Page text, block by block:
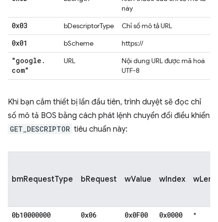
này
0x03 bDescriptorType Chỉ số mô tả URL
0x01 bScheme https://
"google .
com"
URL
Nội dung URL được mã hoá
UTF-8
Khi bạn cắm thiết bị lần đầu tiên, trình duyệt sẽ đọc chỉ
số mô tả BOS bằng cách phát lệnh chuyển đổi điều khiển
GET_DESCRIPTOR tiêu chuẩn này:
bmRequestType bRequest wValue wIndex
0b10000000 0x06 0x0F00 0x0000 *